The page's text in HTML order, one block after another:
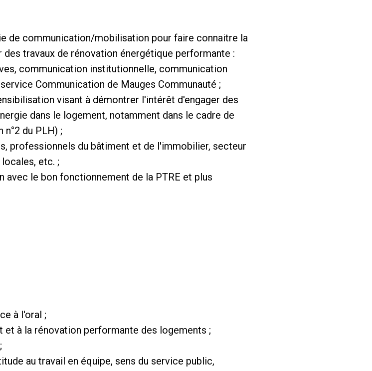
de communication/mobilisation pour faire connaitre la
travaux de rénovation énergétique performante :
communication institutionnelle, communication
Communication de Mauges Communauté ;
visant à démontrer l'intérêt d'engager des
dans le logement, notamment dans le cadre de
du PLH) ;
professionnels du bâtiment et de l'immobilier, secteur
etc. ;
avec le bon fonctionnement de la PTRE et plus
à l'oral ;
à la rénovation performante des logements ;
au travail en équipe, sens du service public,